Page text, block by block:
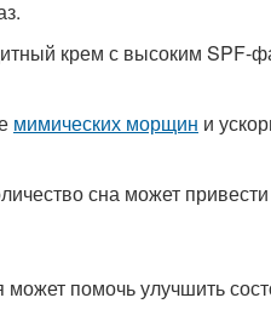
крем с высоким SPF-
мимических морщин и
сна может
помочь улучшить